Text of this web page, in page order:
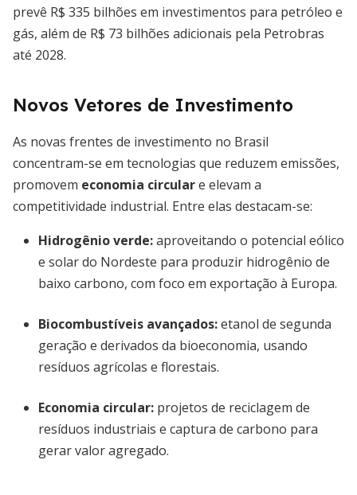
prevê R$ 335 bilhões em investimentos para petróleo e
gás, além de R$ 73 bilhões adicionais pela Petrobras
até 2028.
Novos Vetores de Investimento
As novas frentes de investimento no Brasil
concentram-se em tecnologias que reduzem emissões,
promovem economia circulare elevam a
competitividade industrial. Entre elas destacam-se:
Hidrogênio verde:aproveitando o potencial eólico
e solar do Nordeste para produzir hidrogênio de
baixo carbono, com foco em exportação à Europa.
Biocombustíveis avançados:etanol de segunda
geração e derivados da bioeconomia, usando
resíduos agrícolas e florestais.
Economia circular: projetos de reciclagem de
resíduos industriais e captura de carbono para
gerar valor agregado.